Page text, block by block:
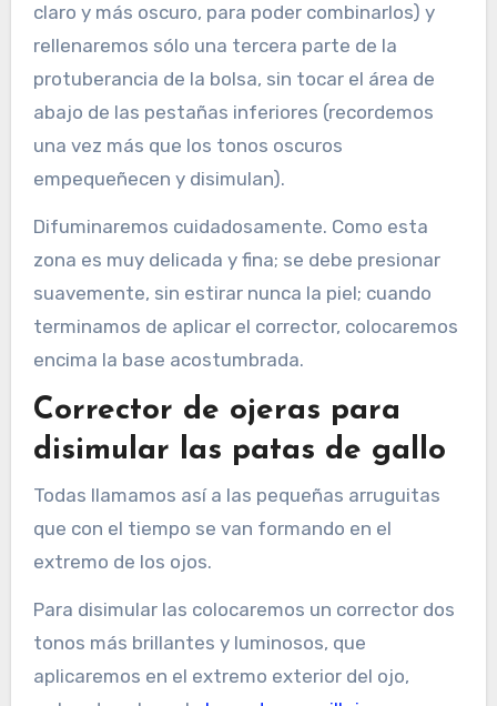
claro y más oscuro, para poder combinarlos) y
rellenaremos sólo una tercera parte de la
protuberancia de la bolsa, sin tocar el área de
abajo de las pestañas inferiores (recordemos
una vez más que los tonos oscuros
empequeñecen y disimulan).
Difuminaremos cuidadosamente. Como esta
zona es muy delicada y fina; se debe presionar
suavemente, sin estirar nunca la piel; cuando
terminamos de aplicar el corrector, colocaremos
encima la base acostumbrada.
Corrector de ojeras para
disimular las patas de gallo
Todas llamamos así a las pequeñas arruguitas
que con el tiempo se van formando en el
extremo de los ojos.
Para disimular las colocaremos un corrector dos
tonos más brillantes y luminosos, que
aplicaremos en el extremo exterior del ojo,